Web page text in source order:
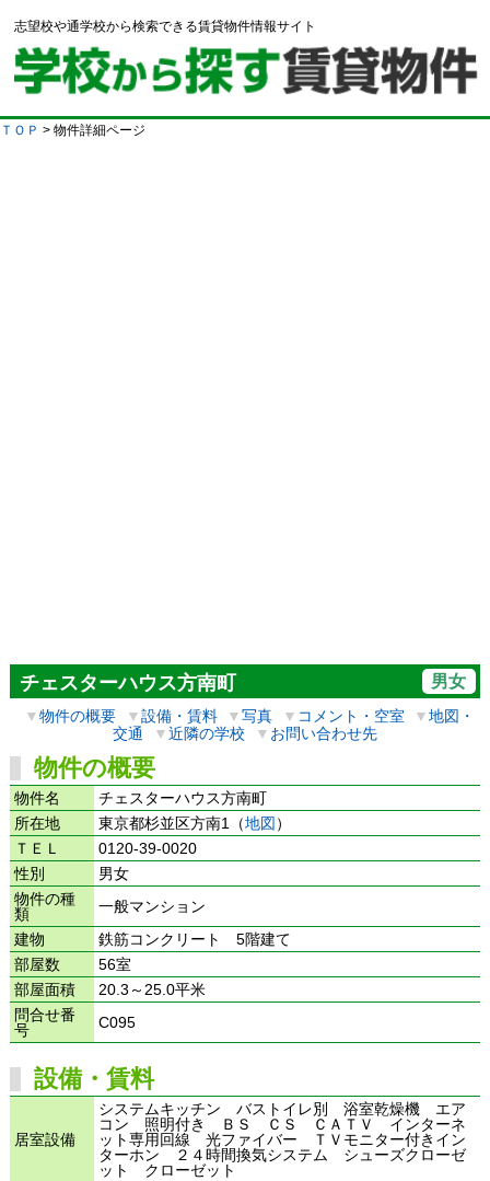
志望校や通学校から検索できる賃貸物件情報サイト
ＴＯＰ > 物件詳細ページ
チェスターハウス方南町 男女
▼物件の概要 ▼設備・賃料 ▼写真 ▼ コメント・空室 ▼地図・
交通
▼近隣の学校 ▼ お問い合わせ先
物件の概要
物件名
チェスターハウス方南町
所在地
東京都杉並区方南1（地図 ）
ＴＥＬ
0120-39-0020
性別
男女
物件の種
類
一般マンション
建物
鉄筋コンクリート 5階建て
部屋数
56室
部屋面積
20.3～25.0平米
問合せ番
号
C095
設備・賃料
居室設備
システムキッチン バストイレ別 浴室乾燥機 エア
コン 照明付き ＢＳ ＣＳ ＣＡＴＶ インターネ
ット専用回線 光ファイバー ＴＶモニター付きイン
ターホン ２４時間換気システム シューズクローゼ
ット クローゼット